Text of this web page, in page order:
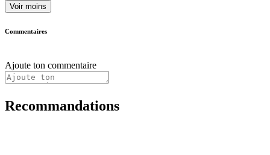
Voir moins
Commentaires
Ajoute ton commentaire
Recommandations